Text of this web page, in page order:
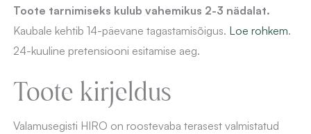
Toote tarnimiseks kulub vahemikus 2-3 nädalat.
Kaubale kehtib 14-päevane tagastamisõigus. Loe rohkem.
24-kuuline pretensiooni esitamise aeg.
Toote kirjeldus
Valamusegisti HIRO on roostevaba terasest valmistatud